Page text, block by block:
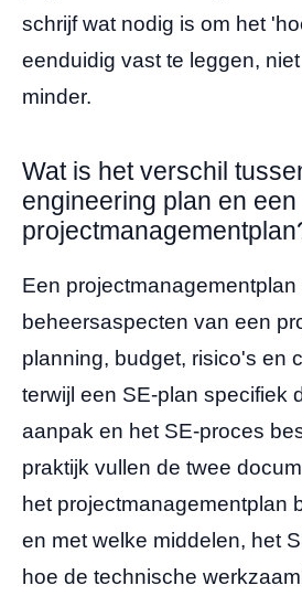
schrijf wat nodig is om het
eenduidig vast te leggen,
minder.
Wat is het verschil
engineering plan en een
Een
beheersaspecten van een
planning, budget, risico's en
terwijl een SE-plan specifiek
aanpak en het SE-proces
praktijk vullen de twee
het projectmanagementplan
en met welke middelen, het
hoe de technische